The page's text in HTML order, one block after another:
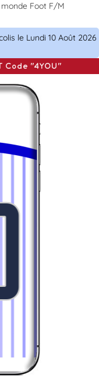
Foot F/M
le Lundi 10 Août 2026
Code "4YOU"